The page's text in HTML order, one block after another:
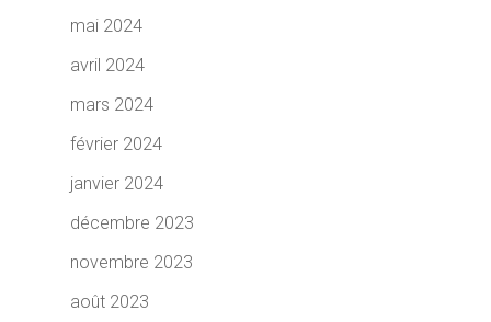
mai 2024
avril 2024
mars 2024
février 2024
janvier 2024
décembre 2023
novembre 2023
août 2023